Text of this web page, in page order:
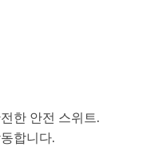
한 안전 스위트.
합니다.